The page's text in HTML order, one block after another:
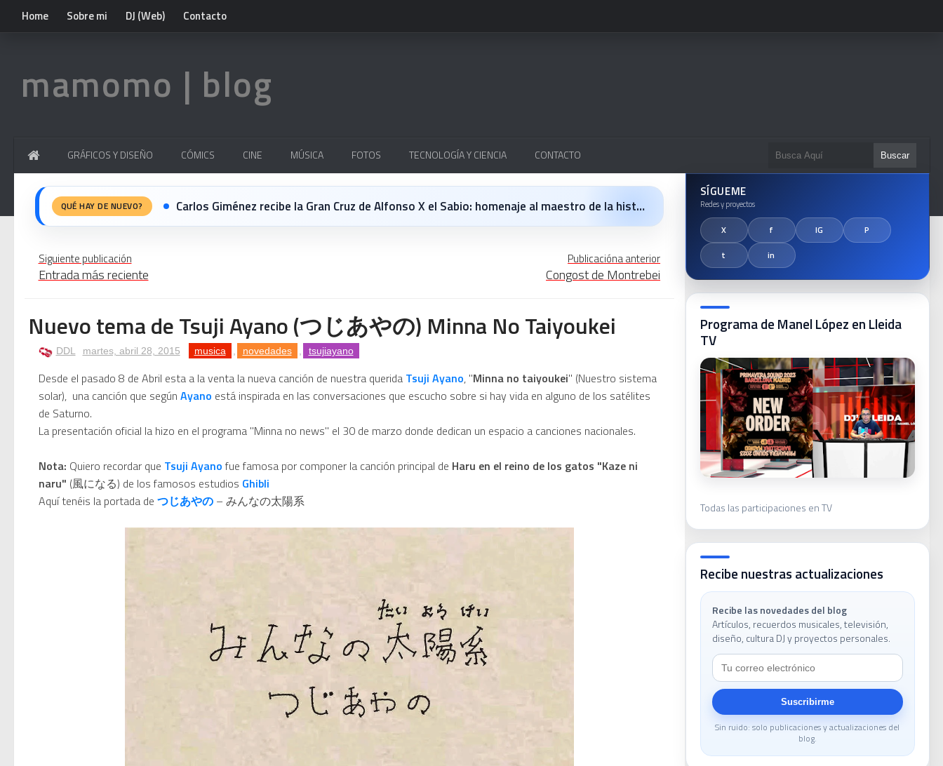
Home Sobre mi DJ (Web) Contacto
mamomo | blog
GRÁFICOS Y DISEÑO CÓMICS CINE MÚSICA FOTOS TECNOLOGÍA Y CIENCIA CONTACTO
QUÉ HAY DE NUEVO? Carlos Giménez recibe la Gran Cruz de Alfonso X el Sabio: homenaje al maestro de la historieta española
El resurgimiento del vinilo en Japón: un Regreso a los surcos y a la textura analógica
Nova temporada 5 de Deejays de Lleida
✨🎧 Una nit llegendària amb Mike Platinas i Manel López 🎧✨
Photoshop se cuelga al usar la herramienta de texto: soluciones definitivas y alternativas
Mamomo: el artista electrónico japonés que suena como mi seudónimo
Mamoru Samuragōchi: El Mito del “Beethoven Japonés” y la Gran Revelación
Twisted Tenderness de Electronic: entre guitarras, sintetizadores y dos leyendas
🥊 ¿Michael Jackson golpeó a Tupac? El rumor más explosivo del hip-hop, contado con detalle
 Descubriendo Blender: el futuro de la animación y el diseño 3D... ¡gratis!
Siguiente publicación
Entrada más reciente
Publicacióna anterior
Congost de Montrebei
Nuevo tema de Tsuji Ayano (つじあやの) Minna No Taiyoukei
DDL martes, abril 28, 2015 musica novedades tsujiayano
Desde el pasado 8 de Abril esta a la venta la nueva canción de nuestra querida Tsuji Ayano, "Minna no taiyoukei" (Nuestro sistema
solar), una canción que según Ayano está inspirada en las conversaciones que escucho sobre si hay vida en alguno de los satélites
de Saturno.
La presentación oficial la hizo en el programa "Minna no news" el 30 de marzo donde dedican un espacio a canciones nacionales.
Nota: Quiero recordar que Tsuji Ayano fue famosa por componer la canción principal de Haru en el reino de los gatos "Kaze ni
naru" (風になる) de los famosos estudios Ghibli
Aquí tenéis la portada de つじあやの– みんなの太陽系
SÍGUEME
Programa de Manel López en Lleida
TV
Todas las participaciones en TV
Recibe nuestras actualizaciones
Recibe las novedades del blog
Artículos, recuerdos musicales, televisión,
diseño, cultura DJ y proyectos personales.
Suscribirme
Sin ruido: solo publicaciones y actualizaciones del
blog.